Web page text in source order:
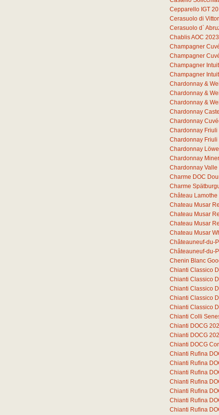
Cepparello IGT
Cerasuolo di
Cerasuolo d`
Chablis AOC 2023
Champagner
Champagner
Champagner
Champagner
Chardonnay &
Chardonnay &
Chardonnay &
Chardonnay
Chardonnay
Chardonnay
Chardonnay
Chardonnay
Chardonnay
Chardonnay Valle
Charme DOC
Charme
Château
Chateau Musar
Chateau Musar
Chateau Musar
Chateau Musar
Châteauneuf-du-
Châteauneuf-du-
Chenin Blanc
Chianti Classico
Chianti Classico
Chianti Classico
Chianti Classico
Chianti Classico
Chianti Colli
Chianti DOCG
Chianti DOCG
Chianti DOCG
Chianti Rufina
Chianti Rufina
Chianti Rufina
Chianti Rufina
Chianti Rufina
Chianti Rufina
Chianti Rufina